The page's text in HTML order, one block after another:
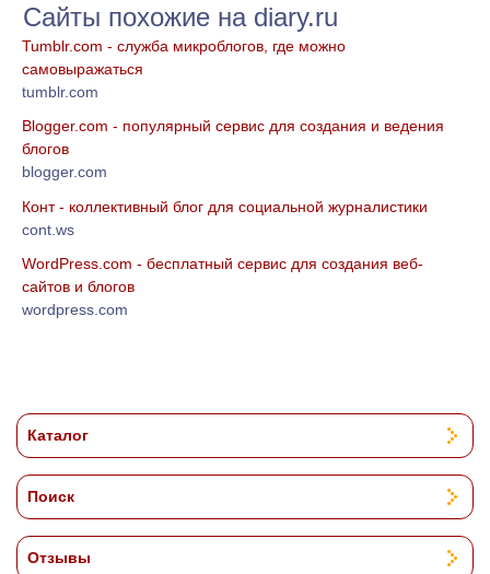
Сайты похожие на diary.ru
Tumblr.com - служба микроблогов, где можно
самовыражаться
tumblr.com
Blogger.com - популярный сервис для создания и ведения
блогов
blogger.com
Конт - коллективный блог для социальной журналистики
cont.ws
WordPress.com - бесплатный сервис для создания веб-
сайтов и блогов
wordpress.com
Каталог
Поиск
Отзывы